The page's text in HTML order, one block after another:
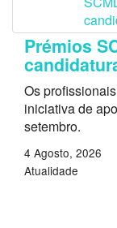
Prémios
Os
iniciativa de
setembro.
4 Agosto, 2026
Atualidade